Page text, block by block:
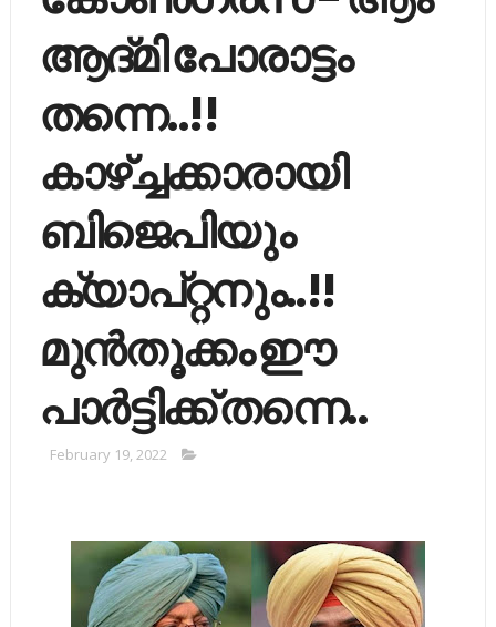
ആദ്മി പോരാട്ടം
തന്നെ..!!
കാഴ്ച്ചക്കാരായി
ബിജെപിയും
ക്യാപ്റ്റനും..!!
മുൻതൂക്കം ഈ
പാർട്ടിക്ക് തന്നെ..
February 19, 2022